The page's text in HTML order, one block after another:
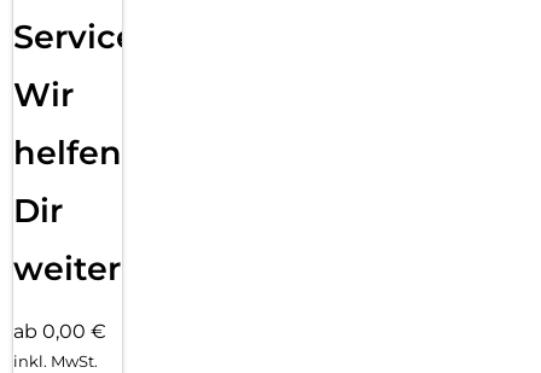
Service:
Wir
helfen
Dir
weiter
ab 0,00 €
inkl. MwSt.